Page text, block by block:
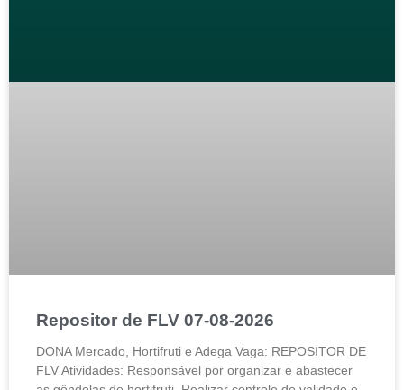
Repositor de FLV 07-08-2026
DONA Mercado, Hortifruti e Adega Vaga: REPOSITOR DE
FLV Atividades: Responsável por organizar e abastecer